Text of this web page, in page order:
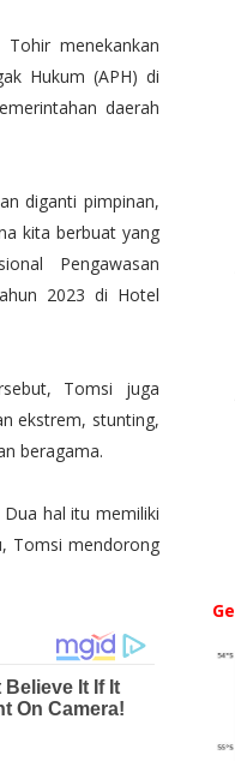
menekankan
Hukum (APH) di
daerah
diganti pimpinan,
kita berbuat yang
Pengawasan
2023 di Hotel
Tomsi juga
ekstrem, stunting,
beragama.
hal itu memiliki
Tomsi mendorong